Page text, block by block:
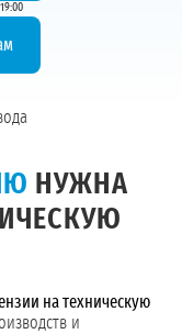
НУЖНА
на техническую
и